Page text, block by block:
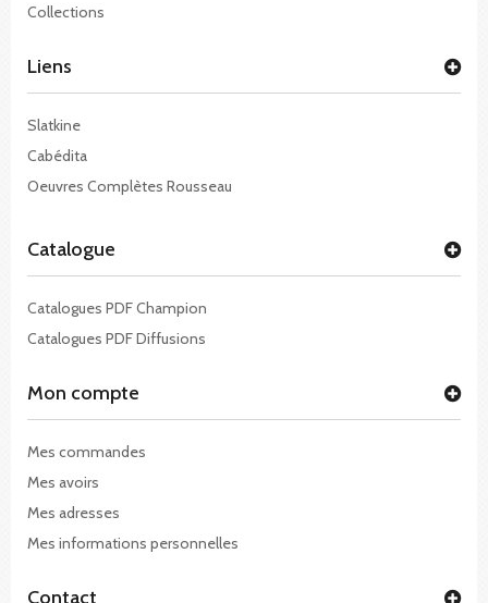
Collections
Liens
Slatkine
Cabédita
Oeuvres Complètes Rousseau
Catalogue
Catalogues PDF Champion
Catalogues PDF Diffusions
Mon compte
Mes commandes
Mes avoirs
Mes adresses
Mes informations personnelles
Contact